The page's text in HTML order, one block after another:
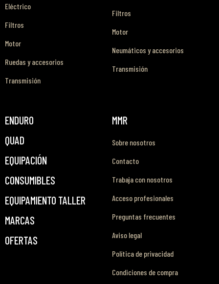
Eléctrico
Filtros
Motor
Ruedas y accesorios
Transmisión
Filtros
Motor
Neumáticos y accesorios
Transmisión
ENDURO
QUAD
EQUIPACIÓN
CONSUMIBLES
EQUIPAMIENTO TALLER
MARCAS
OFERTAS
MMR
Sobre nosotros
Contacto
Trabaja con nosotros
Acceso profesionales
Preguntas frecuentes
Aviso legal
Política de privacidad
Condiciones de compra